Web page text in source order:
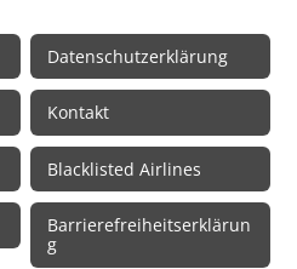
Datenschutzerklärung
Kontakt
Blacklisted Airlines
Barrierefreiheitserklärun
g